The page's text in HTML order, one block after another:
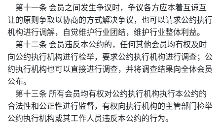
第十一条 会员之间发生争议时，争议各方应本着互谅互
让的原则争取以协商的方式解决争议，也可以请求公约执行
机构进行调解，自觉维护行业团结，维护行业整体利益。
第十二条 会员违反本公约的，任何其他会员均有权及时
向公约执行机构进行检举，要求公约执行机构进行调查；公
约执行机构也可以直接进行调查，并将调查结果向全体会员
公布。
第十三条 所有会员均有权对公约执行机构执行本公约的
合法性和公正性进行监督，有权向执行机构的主管部门检举
公约执行机构或其工作人员违反本公约的行为。